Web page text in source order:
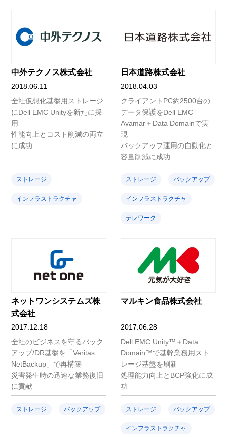
中外テクノス株式会社
2018.06.11
全社仮想化基盤用ストレージ
にDell EMC Unityを新たに採
用
性能向上とコスト削減の両立
に成功
ストレージ
インフラストラクチャ
日本道路株式会社
2018.04.03
クライアントPC約2500台の
データ保護をDell EMC
Avamar＋Data Domainで実
現
バックアップ運用の自動化と
容量削減に成功
ストレージ バックアップ
インフラストラクチャ
テレワーク
ネットワンシステムズ株
式会社
2017.12.18
全社のビジネスを守るバック
アップ/DR基盤を「Veritas
NetBackup」で再構築
災害発生時の迅速な業務復旧
に貢献
ストレージ バックアップ
マルキン食品株式会社
2017.06.28
Dell EMC Unity™＋Data
Domain™で基幹業務用スト
レージ基盤を刷新
処理能力向上とBCP強化に成
功
ストレージ バックアップ
インフラストラクチャ